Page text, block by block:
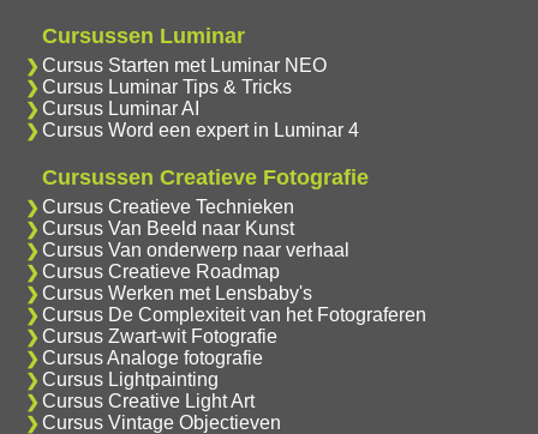
Cursussen Luminar
Cursus Starten met Luminar NEO
Cursus Luminar Tips & Tricks
Cursus Luminar AI
Cursus Word een expert in Luminar 4
Cursussen Creatieve Fotografie
Cursus Creatieve Technieken
Cursus Van Beeld naar Kunst
Cursus Van onderwerp naar verhaal
Cursus Creatieve Roadmap
Cursus Werken met Lensbaby's
Cursus De Complexiteit van het Fotograferen
Cursus Zwart-wit Fotografie
Cursus Analoge fotografie
Cursus Lightpainting
Cursus Creative Light Art
Cursus Vintage Objectieven